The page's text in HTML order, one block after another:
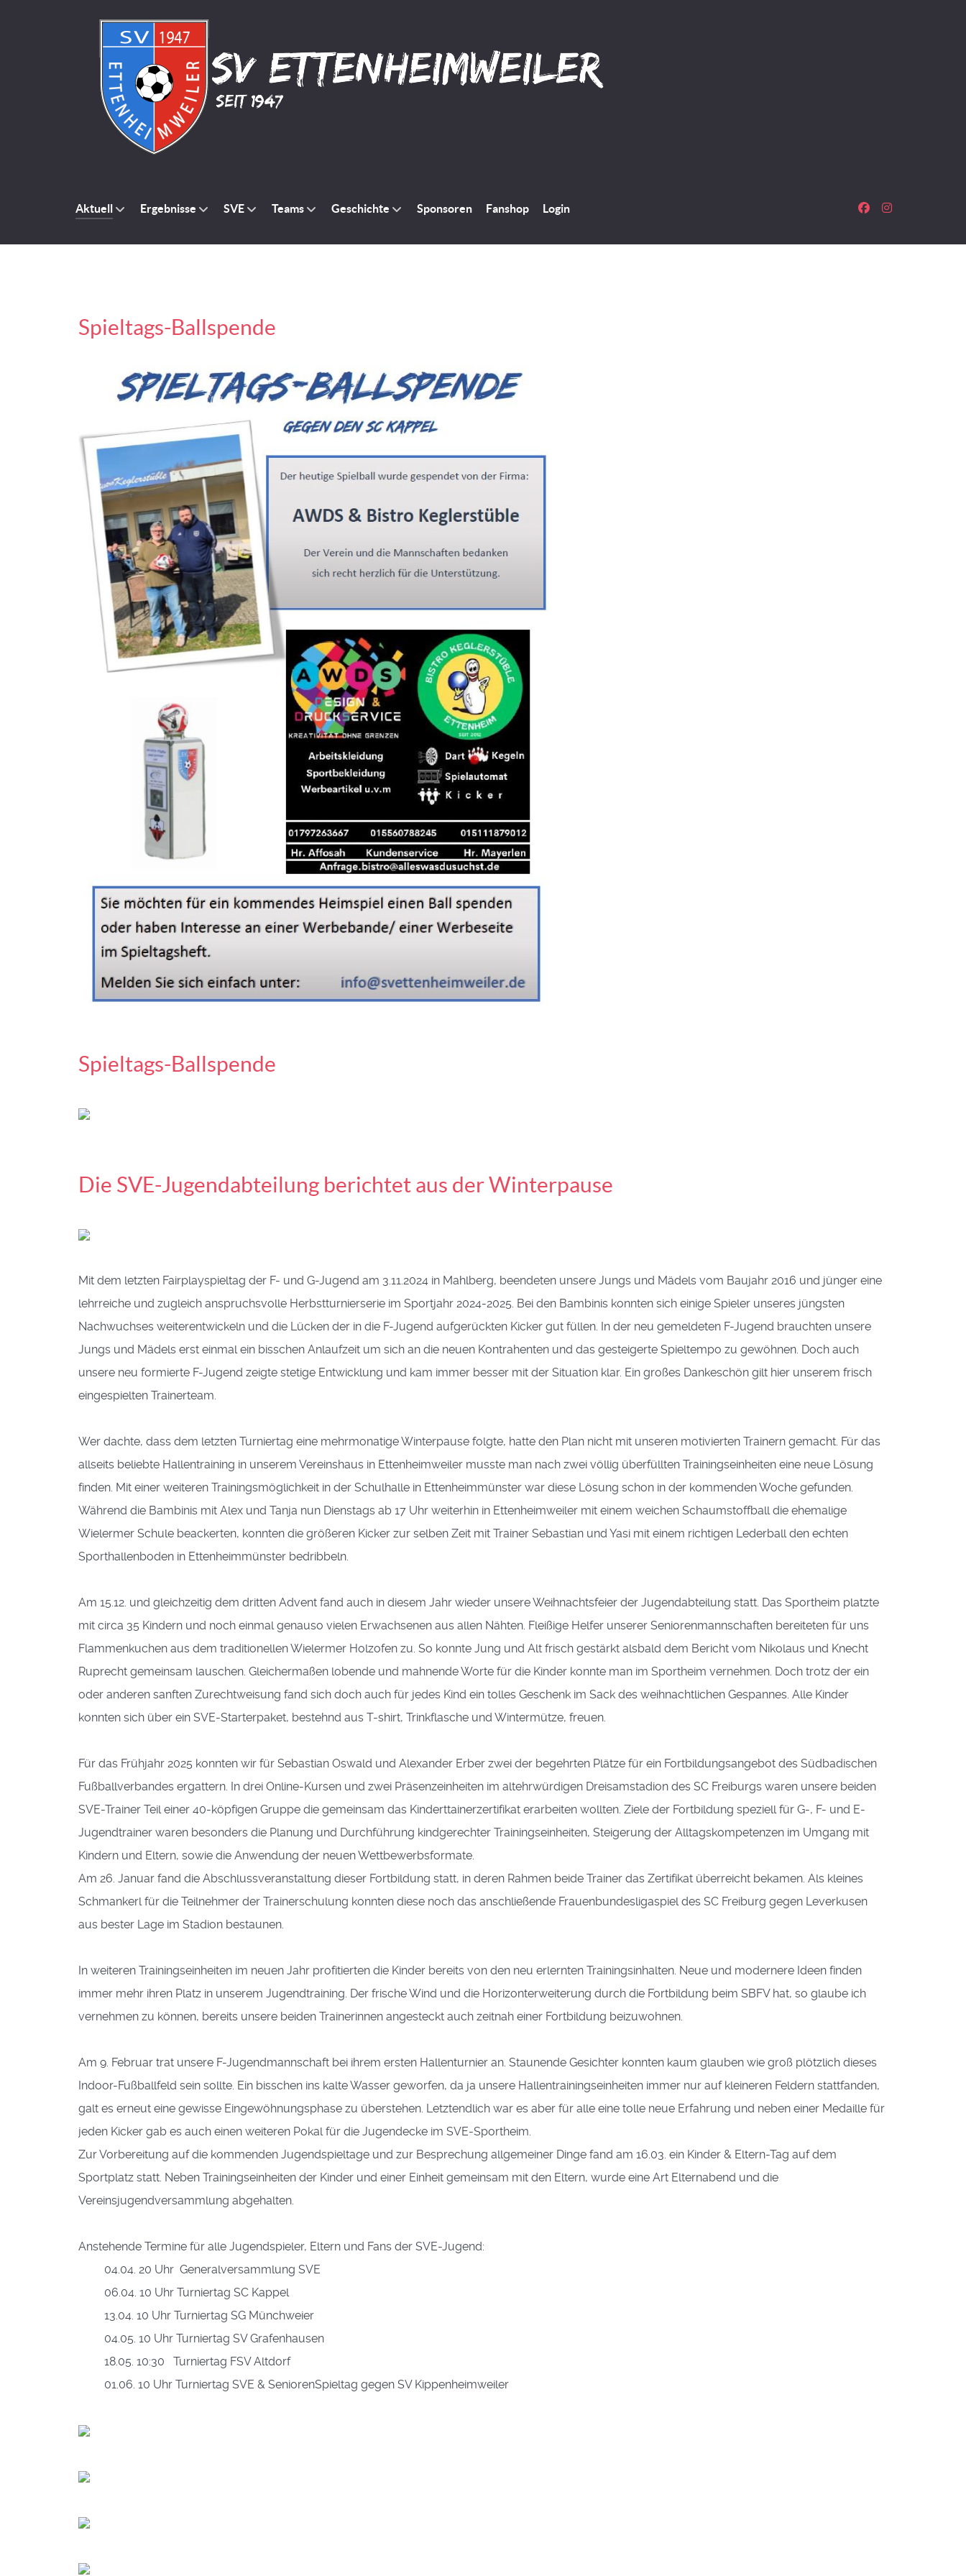
Aktuell Ergebnisse SVE Teams Geschichte Sponsoren Fanshop Login
Spieltags-Ballspende
Spieltags-Ballspende
Die SVE-Jugendabteilung berichtet aus der Winterpause
Mit dem letzten Fairplayspieltag der F- und G-Jugend am 3.11.2024 in Mahlberg, beendeten unsere Jungs und Mädels vom Baujahr 2016 und jünger eine
lehrreiche und zugleich anspruchsvolle Herbstturnierserie im Sportjahr 2024-2025. Bei den Bambinis konnten sich einige Spieler unseres jüngsten
Nachwuchses weiterentwickeln und die Lücken der in die F-Jugend aufgerückten Kicker gut füllen. In der neu gemeldeten F-Jugend brauchten unsere
Jungs und Mädels erst einmal ein bisschen Anlaufzeit um sich an die neuen Kontrahenten und das gesteigerte Spieltempo zu gewöhnen. Doch auch
unsere neu formierte F-Jugend zeigte stetige Entwicklung und kam immer besser mit der Situation klar. Ein großes Dankeschön gilt hier unserem frisch
eingespielten Trainerteam.
Wer dachte, dass dem letzten Turniertag eine mehrmonatige Winterpause folgte, hatte den Plan nicht mit unseren motivierten Trainern gemacht. Für das
allseits beliebte Hallentraining in unserem Vereinshaus in Ettenheimweiler musste man nach zwei völlig überfüllten Trainingseinheiten eine neue Lösung
finden. Mit einer weiteren Trainingsmöglichkeit in der Schulhalle in Ettenheimmünster war diese Lösung schon in der kommenden Woche gefunden.
Während die Bambinis mit Alex und Tanja nun Dienstags ab 17 Uhr weiterhin in Ettenheimweiler mit einem weichen Schaumstoffball die ehemalige
Wielermer Schule beackerten, konnten die größeren Kicker zur selben Zeit mit Trainer Sebastian und Yasi mit einem richtigen Lederball den echten
Sporthallenboden in Ettenheimmünster bedribbeln.
Am 15.12. und gleichzeitig dem dritten Advent fand auch in diesem Jahr wieder unsere Weihnachtsfeier der Jugendabteilung statt. Das Sportheim platzte
mit circa 35 Kindern und noch einmal genauso vielen Erwachsenen aus allen Nähten. Fleißige Helfer unserer Seniorenmannschaften bereiteten für uns
Flammenkuchen aus dem traditionellen Wielermer Holzofen zu. So konnte Jung und Alt frisch gestärkt alsbald dem Bericht vom Nikolaus und Knecht
Ruprecht gemeinsam lauschen. Gleichermaßen lobende und mahnende Worte für die Kinder konnte man im Sportheim vernehmen. Doch trotz der ein
oder anderen sanften Zurechtweisung fand sich doch auch für jedes Kind ein tolles Geschenk im Sack des weihnachtlichen Gespannes. Alle Kinder
konnten sich über ein SVE-Starterpaket, bestehnd aus T-shirt, Trinkflasche und Wintermütze, freuen.
Für das Frühjahr 2025 konnten wir für Sebastian Oswald und Alexander Erber zwei der begehrten Plätze für ein Fortbildungsangebot des Südbadischen
Fußballverbandes ergattern. In drei Online-Kursen und zwei Präsenzeinheiten im altehrwürdigen Dreisamstadion des SC Freiburgs waren unsere beiden
SVE-Trainer Teil einer 40-köpfigen Gruppe die gemeinsam das Kinderttainerzertifikat erarbeiten wollten. Ziele der Fortbildung speziell für G-, F- und E-
Jugendtrainer waren besonders die Planung und Durchführung kindgerechter Trainingseinheiten, Steigerung der Alltagskompetenzen im Umgang mit
Kindern und Eltern, sowie die Anwendung der neuen Wettbewerbsformate.
Am 26. Januar fand die Abschlussveranstaltung dieser Fortbildung statt, in deren Rahmen beide Trainer das Zertifikat überreicht bekamen. Als kleines
Schmankerl für die Teilnehmer der Trainerschulung konnten diese noch das anschließende Frauenbundesligaspiel des SC Freiburg gegen Leverkusen
aus bester Lage im Stadion bestaunen.
In weiteren Trainingseinheiten im neuen Jahr profitierten die Kinder bereits von den neu erlernten Trainingsinhalten. Neue und modernere Ideen finden
immer mehr ihren Platz in unserem Jugendtraining. Der frische Wind und die Horizonterweiterung durch die Fortbildung beim SBFV hat, so glaube ich
vernehmen zu können, bereits unsere beiden Trainerinnen angesteckt auch zeitnah einer Fortbildung beizuwohnen.
Am 9. Februar trat unsere F-Jugendmannschaft bei ihrem ersten Hallenturnier an. Staunende Gesichter konnten kaum glauben wie groß plötzlich dieses
Indoor-Fußballfeld sein sollte. Ein bisschen ins kalte Wasser geworfen, da ja unsere Hallentrainingseinheiten immer nur auf kleineren Feldern stattfanden,
galt es erneut eine gewisse Eingewöhnungsphase zu überstehen. Letztendlich war es aber für alle eine tolle neue Erfahrung und neben einer Medaille für
jeden Kicker gab es auch einen weiteren Pokal für die Jugendecke im SVE-Sportheim.
Zur Vorbereitung auf die kommenden Jugendspieltage und zur Besprechung allgemeiner Dinge fand am 16.03. ein Kinder & Eltern-Tag auf dem
Sportplatz statt. Neben Trainingseinheiten der Kinder und einer Einheit gemeinsam mit den Eltern, wurde eine Art Elternabend und die
Vereinsjugendversammlung abgehalten.
Anstehende Termine für alle Jugendspieler, Eltern und Fans der SVE-Jugend:
04.04. 20 Uhr Generalversammlung SVE
06.04. 10 Uhr Turniertag SC Kappel
13.04. 10 Uhr Turniertag SG Münchweier
04.05. 10 Uhr Turniertag SV Grafenhausen
18.05. 10:30 Turniertag FSV Altdorf
01.06. 10 Uhr Turniertag SVE & SeniorenSpieltag gegen SV Kippenheimweiler